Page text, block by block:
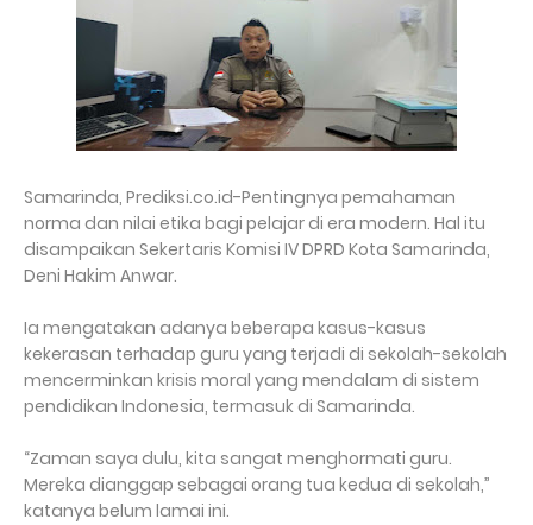
Samarinda, Prediksi.co.id-Pentingnya pemahaman
norma dan nilai etika bagi pelajar di era modern. Hal itu
disampaikan Sekertaris Komisi IV DPRD Kota Samarinda,
Deni Hakim Anwar.
Ia mengatakan adanya beberapa kasus-kasus
kekerasan terhadap guru yang terjadi di sekolah-sekolah
mencerminkan krisis moral yang mendalam di sistem
pendidikan Indonesia, termasuk di Samarinda.
“Zaman saya dulu, kita sangat menghormati guru.
Mereka dianggap sebagai orang tua kedua di sekolah,”
katanya belum lamai ini.